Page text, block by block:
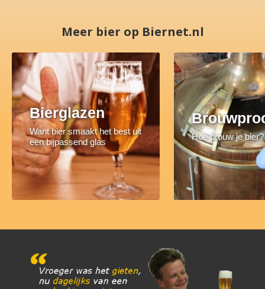
Meer bier op Biernet.nl
Bierglazen
Want bier smaakt het best uit
een bijpassend glas
Hoe brouw je bier?